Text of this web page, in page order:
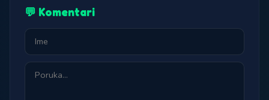
💬 Komentari